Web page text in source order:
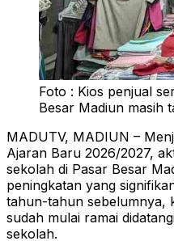
Foto : Kios penjual
Besar Madiun masih
MADUTV, MADIUN –
Ajaran Baru 2026/2027,
sekolah di Pasar Besar
peningkatan yang
tahun-tahun sebelumnya,
sudah mulai ramai
sekolah.